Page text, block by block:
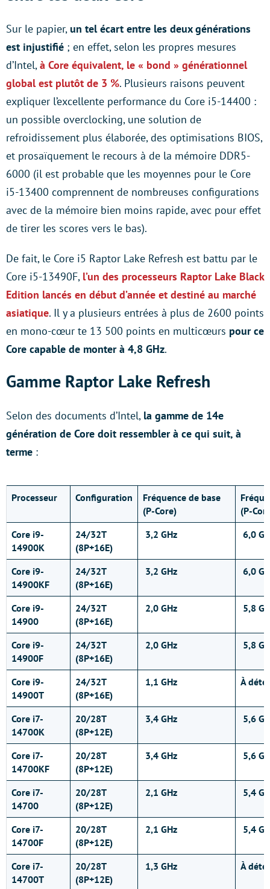
Sur le papier, un tel écart entre les deux générations
est injustifié ; en effet, selon les propres mesures
d’Intel,à Core équivalent, le « bond » générationnel
global est plutôt de 3 %. Plusieurs raisons peuvent
expliquer l’excellente performance du Core i5-14400 :
un possible overclocking, une solution de
refroidissement plus élaborée, des optimisations BIOS,
et prosaïquement le recours à de la mémoire DDR5-
6000 (il est probable que les moyennes pour le Core
i5-13400 comprennent de nombreuses configurations
avec de la mémoire bien moins rapide, avec pour effet
de tirer les scores vers le bas).
De fait, le Core i5 Raptor Lake Refresh est battu par le
Core i5-13490F, l’un des processeurs Raptor Lake Black
Edition lancés en début d’année et destiné au marché
asiatique. Il y a plusieurs entrées à plus de 2600 points
en mono-cœur te 13 500 points en multicœurs pour ce
Core capable de monter à 4,8 GHz.
Gamme Raptor Lake Refresh
Selon des documents d’Intel, la gamme de 14e
génération de Core doit ressembler à ce qui suit, à
terme :
Processeur Configuration
Fréquence de base
(P-Core)
(P-
Core i9-
14900K
24/32T
(8P+16E)
3,2 GHz 6,0
Core i9-
14900KF
24/32T
(8P+16E)
3,2 GHz 6,0
Core i9-
14900
24/32T
(8P+16E)
2,0 GHz 5,8
Core i9-
14900F
24/32T
(8P+16E)
2,0 GHz 5,8
Core i9-
14900T
24/32T
(8P+16E)
1,1 GHz À
Core i7-
14700K
20/28T
(8P+12E)
3,4 GHz 5,6
Core i7-
14700KF
20/28T
(8P+12E)
3,4 GHz 5,6
Core i7-
14700
20/28T
(8P+12E)
2,1 GHz 5,4
Core i7-
14700F
20/28T
(8P+12E)
2,1 GHz 5,4
Core i7-
14700T
20/28T
(8P+12E)
1,3 GHz À